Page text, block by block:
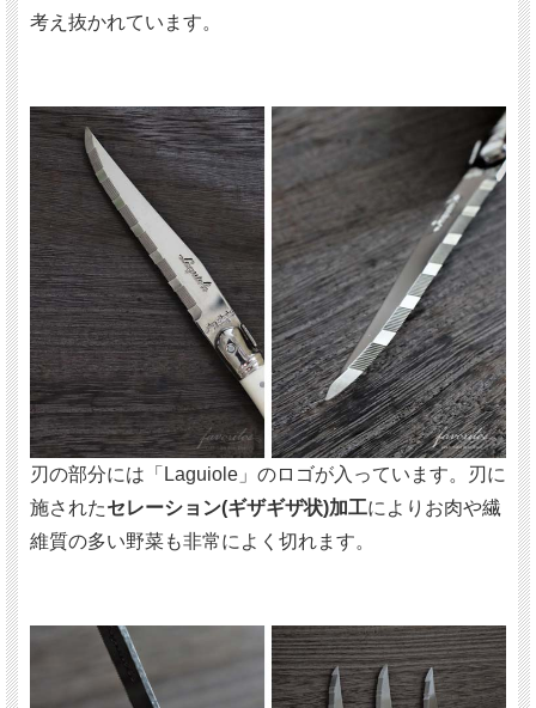
考え抜かれています。
刃の部分には「Laguiole」のロゴが入っています。刃に
施されたセレーション(ギザギザ状)加工によりお肉や繊
維質の多い野菜も非常によく切れます。